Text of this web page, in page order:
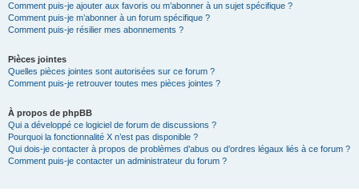
Comment puis-je ajouter aux favoris ou m’abonner à un sujet spécifique ?
Comment puis-je m’abonner à un forum spécifique ?
Comment puis-je résilier mes abonnements ?
Pièces jointes
Quelles pièces jointes sont autorisées sur ce forum ?
Comment puis-je retrouver toutes mes pièces jointes ?
À propos de phpBB
Qui a développé ce logiciel de forum de discussions ?
Pourquoi la fonctionnalité X n’est pas disponible ?
Qui dois-je contacter à propos de problèmes d’abus ou d’ordres légaux liés à ce forum ?
Comment puis-je contacter un administrateur du forum ?